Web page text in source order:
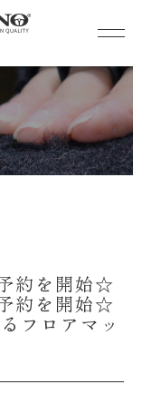
約を開始☆
約を開始☆
フロアマッ